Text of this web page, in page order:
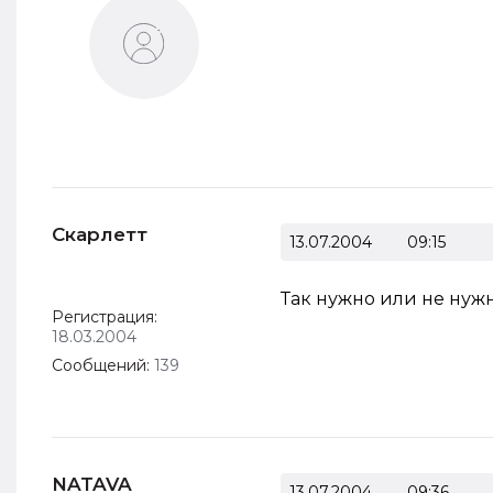
Скарлетт
Регистрация:
18.03.2004
Сообщений: 139
13.07.2004 09:15
Так нужно или не
NATAVA